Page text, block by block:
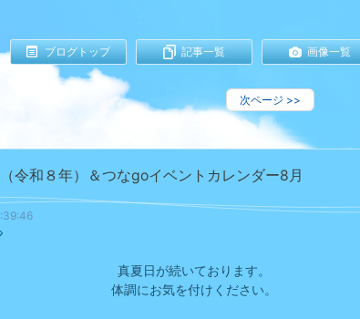
ブログトップ 記事一覧 画像一覧
次ページ >>
令和８年）＆つなgoイベントカレンダー8月
真夏日が続いております。
体調にお気を付けください。